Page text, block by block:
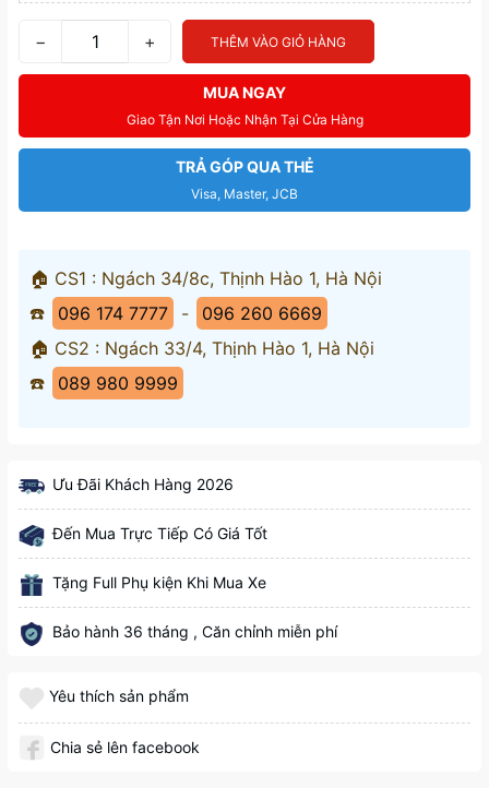
− + THÊM VÀO GIỎ HÀNG
MUA NGAY
Giao Tận Nơi Hoặc Nhận Tại Cửa Hàng
TRẢ GÓP QUA THẺ
Visa, Master, JCB
🏠 CS1 : Ngách 34/8c, Thịnh Hào 1, Hà Nội
☎️
096 174 7777 -
096 260 6669
🏠 CS2 : Ngách 33/4, Thịnh Hào 1, Hà Nội
☎️
089 980 9999
Ưu Đãi Khách Hàng 2026
Đến Mua Trực Tiếp Có Giá Tốt
Tặng Full Phụ kiện Khi Mua Xe
Bảo hành 36 tháng , Căn chỉnh miễn phí
Yêu thích sản phẩm
Chia sẻ lên facebook